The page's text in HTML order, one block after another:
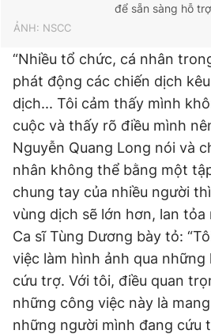
để sẵn sàng hỗ
ẢNH: NSCC
“Nhiều tổ chức, cá nhân
phát động các chiến dịch
dịch... Tôi cảm thấy mình
cuộc và thấy rõ điều mình
Nguyễn Quang Long nói và
nhân không thể bằng một
chung tay của nhiều người
vùng dịch sẽ lớn hơn, lan tỏa
Ca sĩ Tùng Dương bày tỏ:
việc làm hình ảnh qua
cứu trợ. Với tôi, điều quan
những công việc này là
những người mình đang cứu